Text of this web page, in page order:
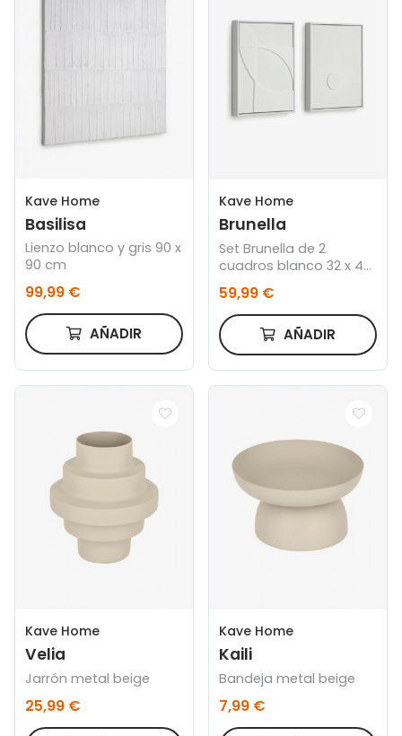
Kave Home
Basilisa
Lienzo blanco y gris 90 x
90 cm
99,99 €
AÑADIR
Kave Home
Brunella
Set Brunella de 2
cuadros blanco 32 x 42
cm
59,99 €
AÑADIR
Kave Home
Velia
Jarrón metal beige
25,99 €
Kave Home
Kaili
Bandeja metal beige
7,99 €